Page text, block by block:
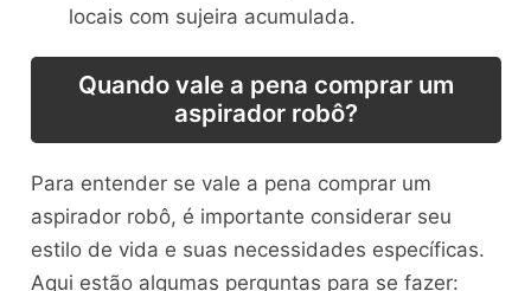
locais com sujeira acumulada.
Quando vale a pena comprar um
aspirador robô?
Para entender se vale a pena comprar um
aspirador robô, é importante considerar seu
estilo de vida e suas necessidades específicas.
Aqui estão algumas perguntas para se fazer: